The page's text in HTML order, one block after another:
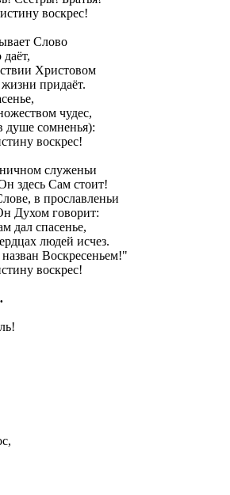
воскрес!
Слово
Христовом
придаёт.
чудес,
душе сомненья):
воскрес!
служеньи
здесь Сам стоит!
в прославленьи
Духом говорит:
дал спасенье,
людей исчез.
Воскресеньем!"
воскрес!